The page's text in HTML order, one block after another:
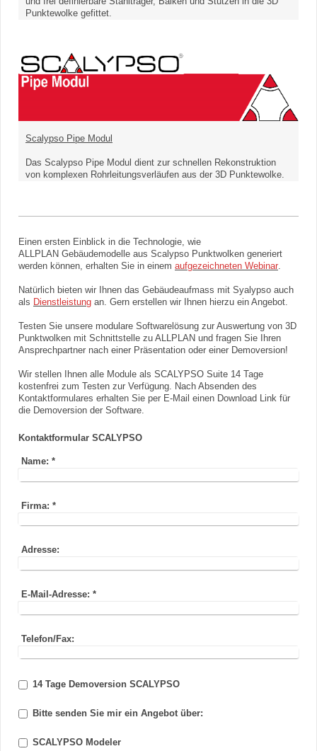
Punktewolke gefittet.
Scalypso Pipe Modul
Das Scalypso Pipe Modul dient zur schnellen Rekonstruktion
von komplexen Rohrleitungsverläufen aus der 3D Punktewolke.
Einen ersten Einblick in die Technologie, wie
ALLPLAN Gebäudemodelle aus Scalypso Punktwolken generiert
werden können, erhalten Sie in einem aufgezeichneten Webinar
Natürlich bieten wir Ihnen das Gebäudeaufmass mit Syalypso auch
als Dienstleistung an. Gern erstellen wir Ihnen hierzu ein Angebot.
Testen Sie unsere modulare Softwarelösung zur Auswertung von 3D
Punktwolken mit Schnittstelle zu ALLPLAN und fragen Sie Ihren
Ansprechpartner nach einer Präsentation oder einer Demoversion!
Wir stellen Ihnen alle Module als SCALYPSO Suite 14 Tage
kostenfrei zum Testen zur Verfügung. Nach Absenden des
Kontaktformulares erhalten Sie per E-Mail einen Download Link für
die Demoversion der Software.
Kontaktformular SCALYPSO
Name: *
Firma: *
Adresse:
E-Mail-Adresse: *
Telefon/Fax:
14 Tage Demoversion SCALYPSO
Bitte senden Sie mir ein Angebot über:
SCALYPSO Modeler